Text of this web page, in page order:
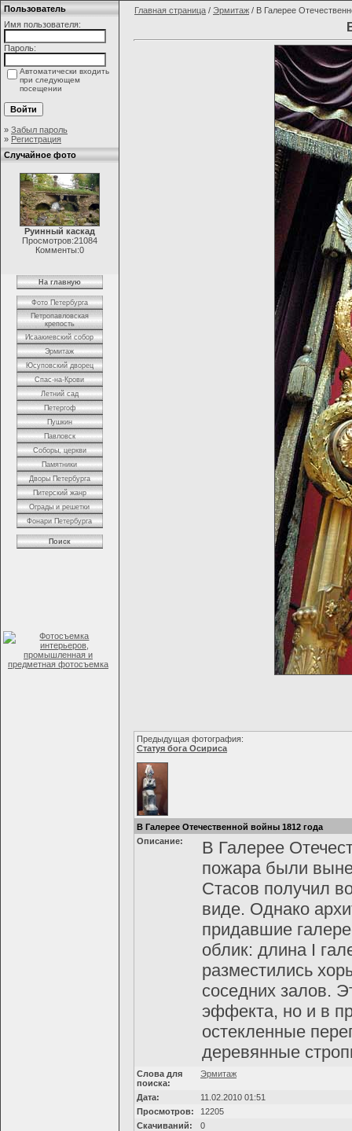
Пользователь
Имя пользователя:
Пароль:
Автоматически входить
при следующем
посещении
» Забыл пароль
» Регистрация
Случайное фото
Руинный каскад
Просмотров:21084
Комменты:0
На главную
Фото Петербурга
Петропавловская
крепость
Исаакиевский собор
Эрмитаж
Юсуповский дворец
Спас-на-Крови
Летний сад
Петергоф
Пушкин
Павловск
Соборы, церкви
Памятники
Дворы Петербурга
Питерский жанр
Ограды и решетки
Фонари Петербурга
Поиск
Главная страница / Эрмитаж / В Галерее
Предыдущая фотография:
Статуя бога Осириса
В Галерее Отечественной войны 1812 года
Описание:
В Галерее
пожара были
Стасов получил
виде. Однако
придавшие
облик: длина I
разместились
соседних залов.
эффекта, но и в
остекленные
деревянные
Слова для
поиска:
Эрмитаж
Дата:
11.02.2010 01:51
Просмотров:
12205
Скачиваний:
0